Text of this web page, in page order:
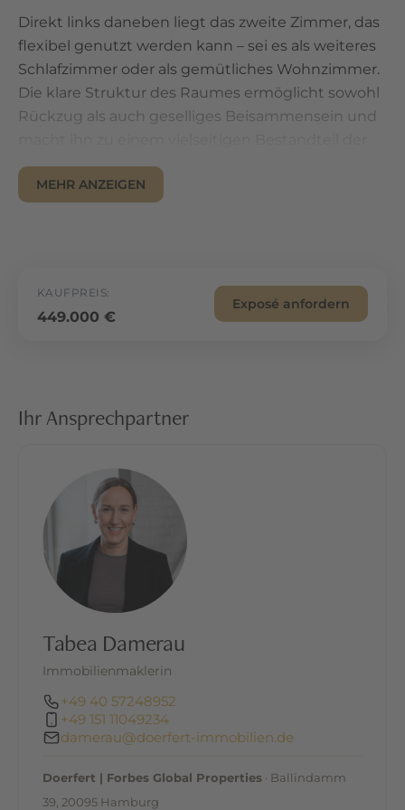
Direkt links daneben liegt das zweite Zimmer, das
flexibel genutzt werden kann – sei es als weiteres
Schlafzimmer oder als gemütliches Wohnzimmer.
Die klare Struktur des Raumes ermöglicht sowohl
Rückzug als auch geselliges Beisammensein und
Wohnung.
Folgt man dem Rundgang weiter, gelangt man in
Kochabende und alltäglichen Komfort.
schnelle Alltagsroutinen als auch Raum für
harmonisch in das durchdachte Gesamtkonzept
der Wohnung ein und rundet das Raumangebot
stimmig ab.
Dank des praktischen Grundrisses eignet sich die
Wohnung ideal für Singles, Paare oder auch eine
Wohngemeinschaft.
Lage
Die angebotene Hochparterre-Wohnung befindet
sich in hervorragender Lage im beliebten
Hamburger Stadtteil Winterhude, einer der
begehrtesten Wohngegenden der Hansestadt.
MEHR ANZEIGEN
KAUFPREIS:
449.000 €
Exposé anfordern
Ihr Ansprechpartner
Tabea Damerau
Immobilienmaklerin
+49 40 57248952
+49 151 11049234
damerau@doerfert-immobilien.de
Doerfert | Forbes Global Properties · Ballindamm
39, 20095 Hamburg